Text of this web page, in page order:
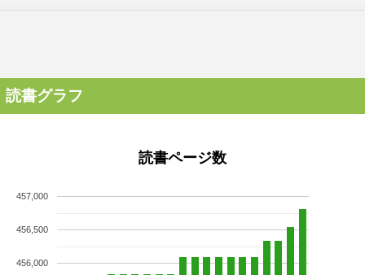
読書グラフ
読書ページ数
456,000
456,500
457,000